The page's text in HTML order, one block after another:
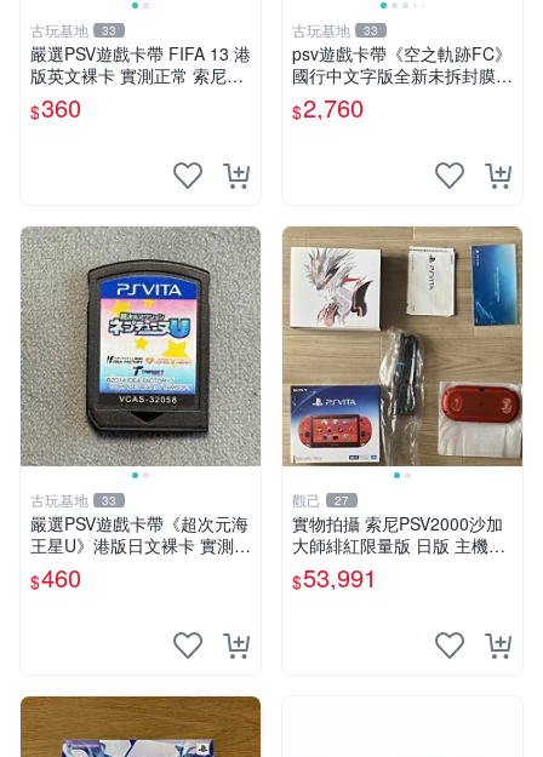
古玩基地 33
嚴選PSV遊戲卡帶 FIFA 13 港
版英文裸卡 實測正常 索尼專
用 不支持其他機器 買二送優
惠 FIFA 13 psv 港版 卡帶
$360
古玩基地 33
psv遊戲卡帶《空之軌跡FC》
國行中文字版全新未拆封膜有
輕微使用痕跡嚴選推薦適合收
藏 歲月痕跡 二手 psv 游戲卡
$2,760
古玩基地 33
嚴選PSV遊戲卡帶《超次元海
王星U》港版日文裸卡 實測暢
玩 索尼專屬 psv psv游戲 psv
游戲卡帶
$460
觀己 27
實物拍攝 索尼PSV2000沙加
大師緋紅限量版 日版 主機全
配齊 收藏級 電腦遊戲掌機 帶
盒說明書 全新未修 正規對碼
$53,991